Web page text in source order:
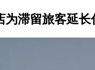
为滞留旅客延长